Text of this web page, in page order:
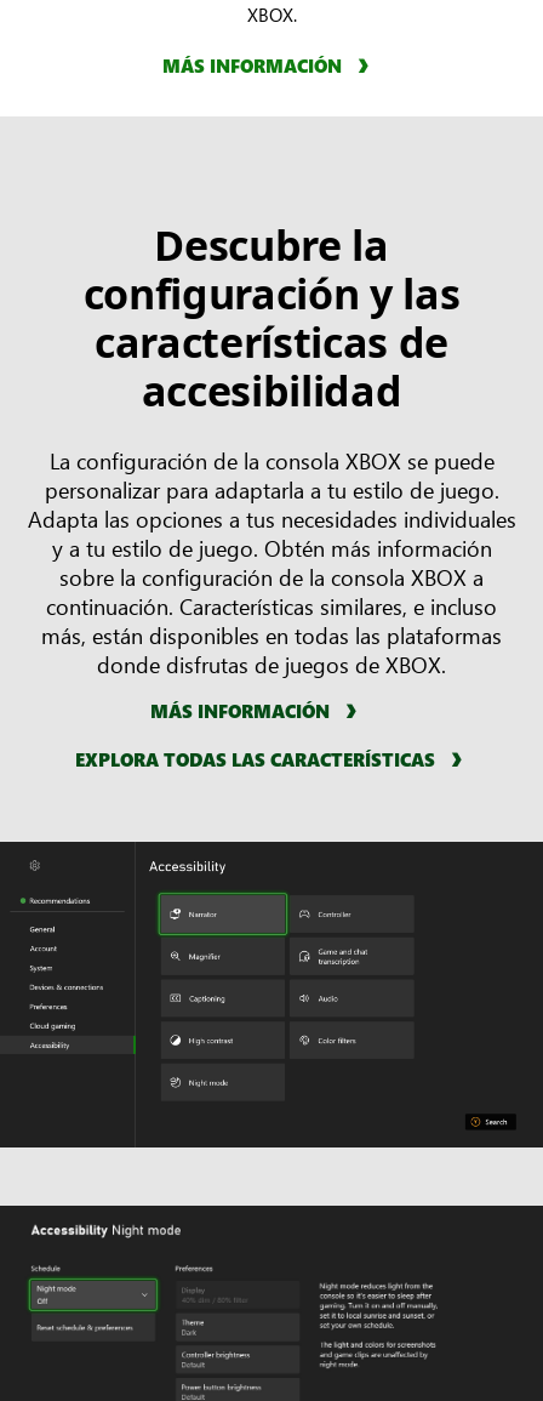
XBOX.
MÁS INFORMACIÓN
Descubre la
configuración y las
características de
accesibilidad
La configuración de la consola XBOX se puede
personalizar para adaptarla a tu estilo de juego.
Adapta las opciones a tus necesidades individuales
y a tu estilo de juego. Obtén más información
sobre la configuración de la consola XBOX a
continuación. Características similares, e incluso
más, están disponibles en todas las plataformas
donde disfrutas de juegos de XBOX.
MÁS INFORMACIÓN
EXPLORA TODAS LAS CARACTERÍSTICAS